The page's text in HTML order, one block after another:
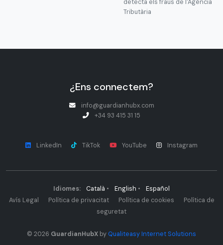
detecta els fraus de l'Agència
Tributària
¿Ens connectem?
info@guardianhubx.com
+34 93 415 31 15
LinkedIn TikTok YouTube Instagram
Idiomes: Català • English •
Español
Avís Legal
Política de privacitat Política de cookies
Política de
seguretat
© 2026 GuardianHubX by Qualiteasy Internet Solutions